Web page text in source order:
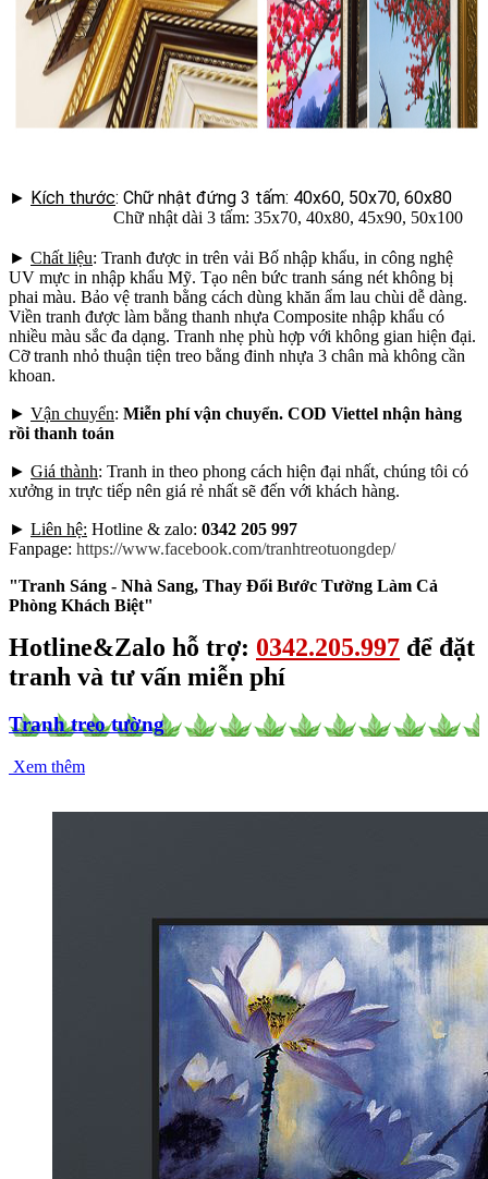
► Kích thước: Chữ nhật đứng 3 tấm: 40x60, 50x70, 60x80
Chữ nhật dài 3 tấm: 35x70, 40x80, 45x90, 50x100
► Chất liệu: Tranh được in trên vải Bố nhập khẩu, in công nghệ
UV mực in nhập khẩu Mỹ. Tạo nên bức tranh sáng nét không bị
phai màu. Bảo vệ tranh bằng cách dùng khăn ẩm lau chùi dễ dàng.
Viền tranh được làm bằng thanh nhựa Composite nhập khẩu có
nhiều màu sắc đa dạng. Tranh nhẹ phù hợp với không gian hiện đại.
Cỡ tranh nhỏ thuận tiện treo bằng đinh nhựa 3 chân mà không cần
khoan.
► Vận chuyển: Miễn phí vận chuyển. COD Viettel nhận hàng
rồi thanh toán
► Giá thành: Tranh in theo phong cách hiện đại nhất, chúng tôi có
xưởng in trực tiếp nên giá rẻ nhất sẽ đến với khách hàng.
► Liên hệ: Hotline & zalo: 0342 205 997
Fanpage: https://www.facebook.com/tranhtreotuongdep/
"Tranh Sáng - Nhà Sang, Thay Đổi Bước Tường Làm Cả
Phòng Khách Biệt"
Hotline&Zalo hỗ trợ: 0342.205.997 để đặt
tranh và tư vấn miễn phí
Tranh treo tường
Xem thêm